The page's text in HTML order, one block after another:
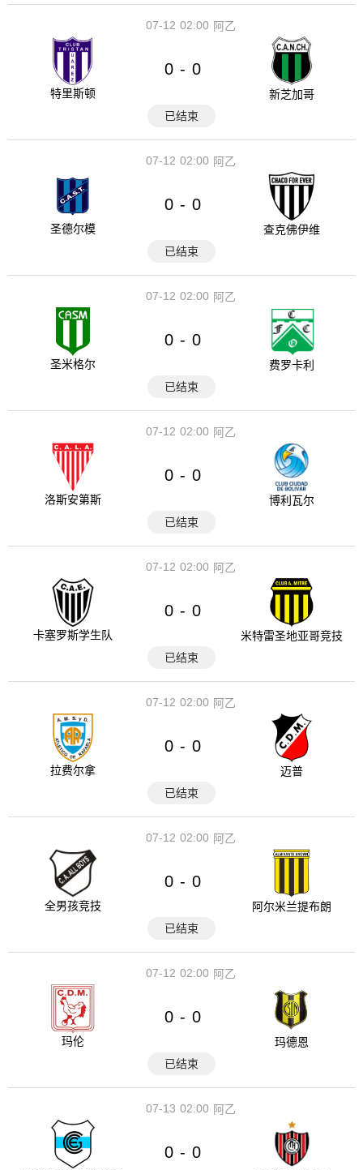
02:00
07-12 阿乙
特里斯顿
0 - 0
新芝加哥
已结束
02:00
07-12 阿乙
圣德尔模
0 - 0
查克佛伊维
已结束
02:00
07-12 阿乙
圣米格尔
0 - 0
费罗卡利
已结束
02:00
07-12 阿乙
洛斯安第斯
0 - 0
博利瓦尔
已结束
02:00
07-12 阿乙
卡塞罗斯学生队
0 - 0
米特雷圣地亚哥竞技
已结束
02:00
07-12 阿乙
拉费尔拿
0 - 0
迈普
已结束
02:00
07-12 阿乙
全男孩竞技
0 - 0
阿尔米兰提布朗
已结束
02:00
07-12 阿乙
玛伦
0 - 0
玛德恩
已结束
02:00
07-13 阿乙
0 - 0